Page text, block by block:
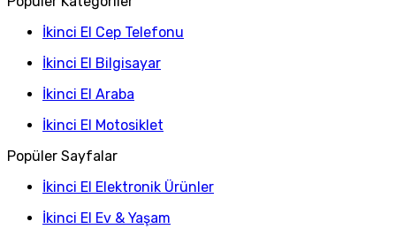
İkinci El Cep Telefonu
İkinci El Bilgisayar
İkinci El Araba
İkinci El Motosiklet
Popüler Sayfalar
İkinci El Elektronik Ürünler
İkinci El Ev & Yaşam